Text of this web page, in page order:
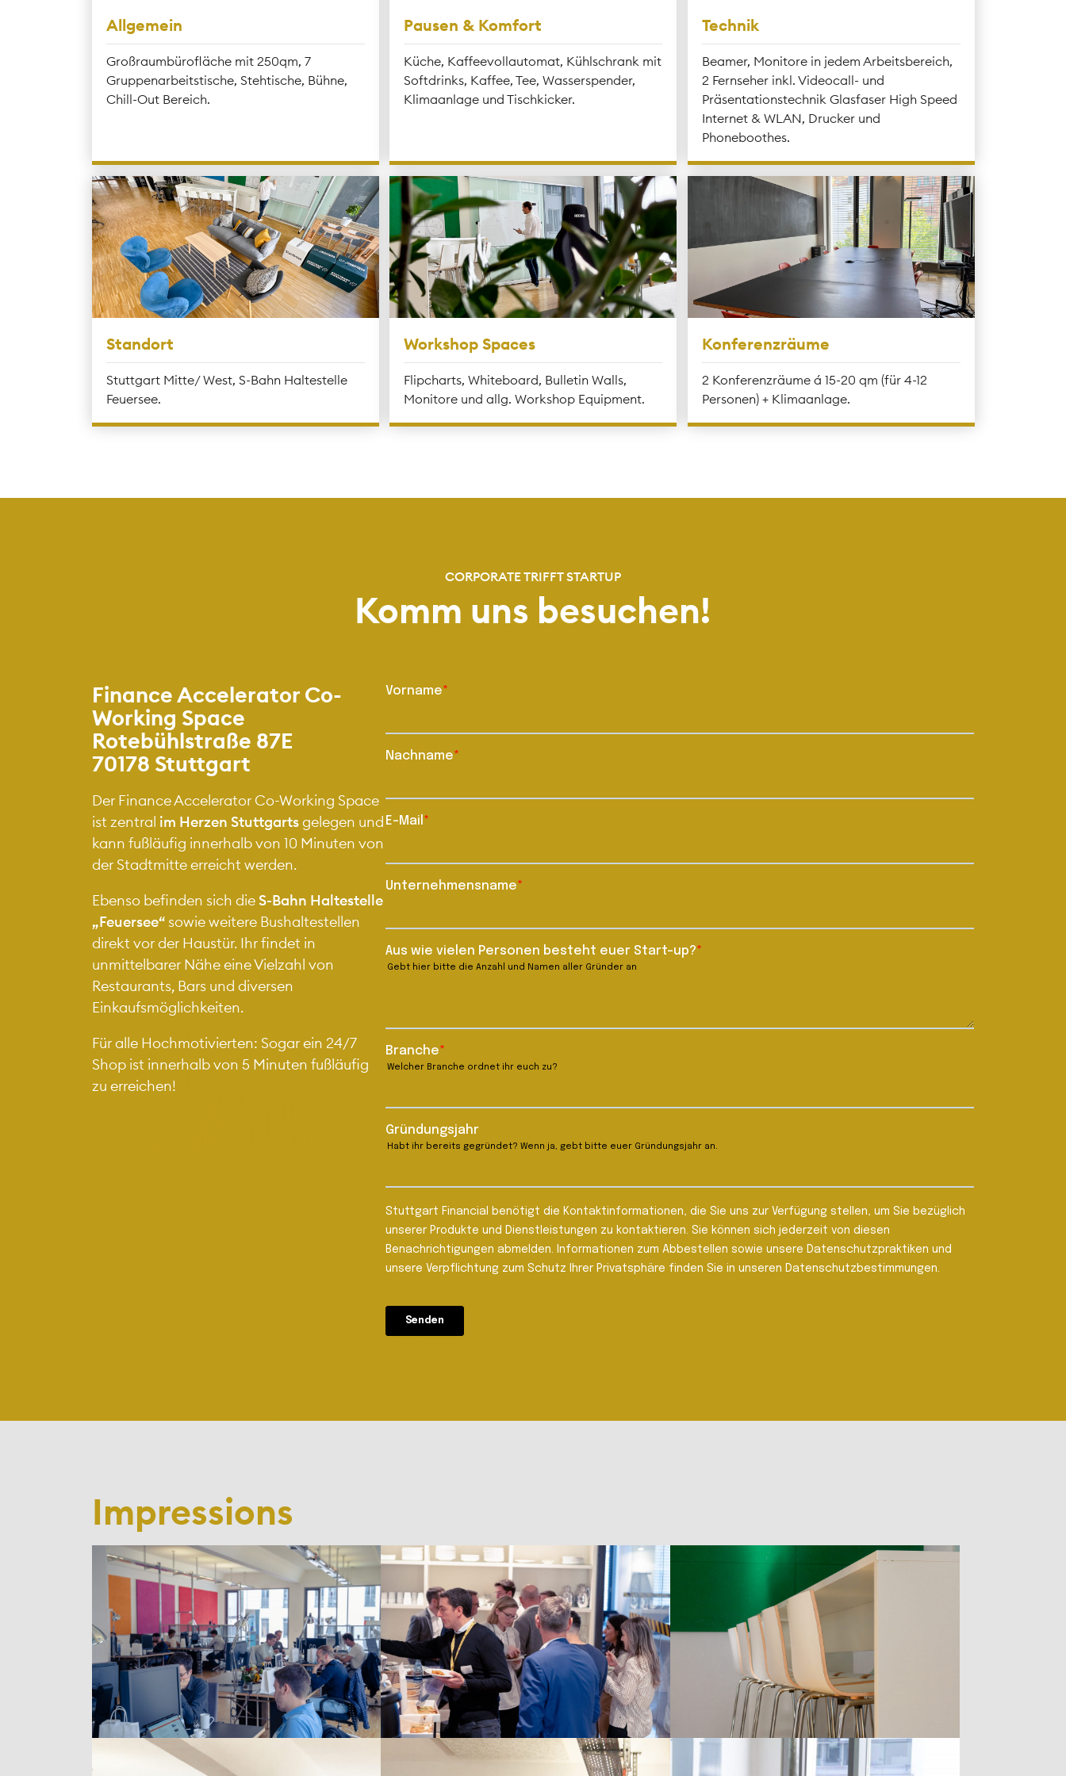
Allgemein
Großraumbürofläche mit 250qm, 7
Gruppenarbeitstische, Stehtische, Bühne,
Chill-Out Bereich.
Pausen & Komfort
Küche, Kaffeevollautomat, Kühlschrank mit
Softdrinks, Kaffee, Tee, Wasserspender,
Klimaanlage und Tischkicker.
Technik
Beamer, Monitore in jedem Arbeitsbereich,
2 Fernseher inkl. Videocall- und
Präsentationstechnik Glasfaser High Speed
Internet & WLAN, Drucker und
Phoneboothes.
Standort
Stuttgart Mitte/ West, S-Bahn Haltestelle
Feuersee.
Workshop Spaces
Flipcharts, Whiteboard, Bulletin Walls,
Monitore und allg. Workshop Equipment.
Konferenzräume
2 Konferenzräume á 15-20 qm (für 4-12
Personen) + Klimaanlage.
CORPORATE TRIFFT STARTUP
Komm uns besuchen!
Finance Accelerator Co-
Working Space
Rotebühlstraße 87E
70178 Stuttgart
Der Finance Accelerator Co-Working Space
ist zentral im Herzen Stuttgartsgelegen und
kann fußläufig innerhalb von 10 Minuten von
der Stadtmitte erreicht werden.
Ebenso befinden sich dieS-Bahn Haltestelle
„Feuersee“sowie weitere Bushaltestellen
direkt vor der Haustür. Ihr findet in
unmittelbarer Nähe eine Vielzahl von
Restaurants, Bars und diversen
Einkaufsmöglichkeiten.
Für alle Hochmotivierten: Sogar ein 24/7
Shop ist innerhalb von 5 Minuten fußläufig
zu erreichen!
Impressions